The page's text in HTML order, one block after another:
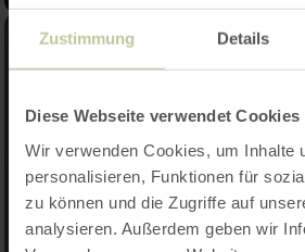
Zustimmung Details
Diese Webseite verwendet Cookies
Wir verwenden Cookies, um Inhalte
personalisieren, Funktionen für
zu können und die Zugriffe auf
analysieren. Außerdem geben wir